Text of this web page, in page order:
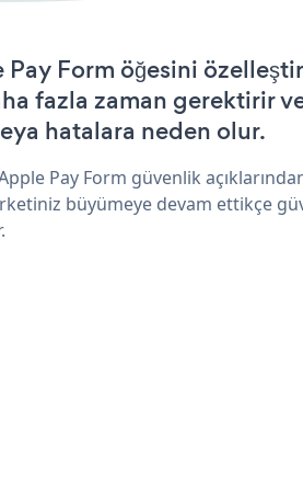
Pay Form öğesini
fazla zaman gerektirir
hatalara neden olur.
Pay Form güvenlik
büyümeye devam ettikçe